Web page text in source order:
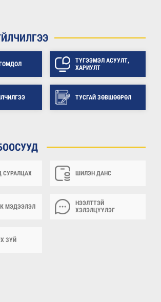
ТҮГЭЭМЭЛ АСУУЛТ,
ХАРИУЛТ
ТУСГАЙ ЗӨВШӨӨРӨЛ
СУРАЛЦАХ ШИЛЭН ДАНС
МЭДЭЭЛЭЛ
НЭЭЛТТЭЙ
ХЭЛЭЛЦҮҮЛЭГ
ЗҮЙ